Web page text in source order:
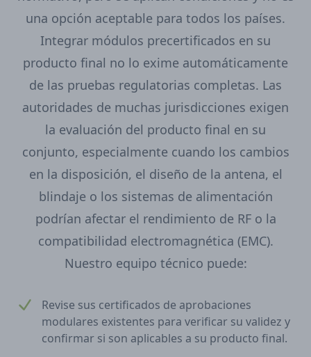
una opción aceptable para todos los países.
Integrar módulos precertificados en su
producto final no lo exime automáticamente
de las pruebas regulatorias completas. Las
autoridades de muchas jurisdicciones exigen
la evaluación del producto final en su
conjunto, especialmente cuando los cambios
en la disposición, el diseño de la antena, el
blindaje o los sistemas de alimentación
podrían afectar el rendimiento de RF o la
compatibilidad electromagnética (EMC).
Nuestro equipo técnico puede:
Revise sus certificados de aprobaciones
modulares existentes para verificar su validez y
confirmar si son aplicables a su producto final.